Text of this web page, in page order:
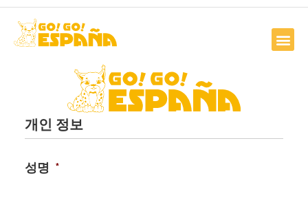
개인 정보
성명 *